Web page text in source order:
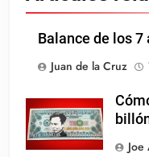
Balance de los 7
Juan de la Cruz